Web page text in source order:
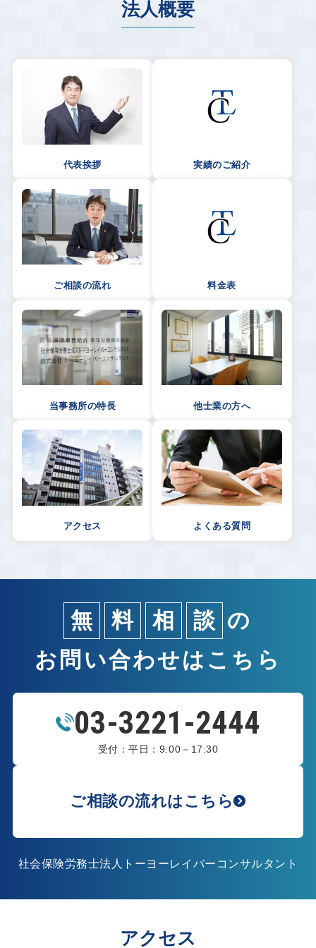
法人概要
代表挨拶 実績のご紹介
ご相談の流れ 料金表
当事務所の特長 他士業の方へ
アクセス よくある質問
無 料 相 談 の
お問い合わせはこちら
03-3221-2444
受付：平日：9:00－17:30
ご相談の流れはこちら
社会保険労務士法人トーヨーレイバーコンサルタント
アクセス